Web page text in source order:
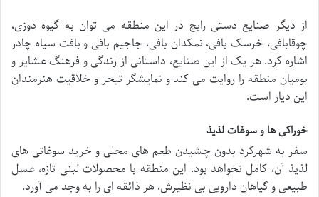
از دیگر صنایع دستی رایج در این منطقه می توان به گیوه دوزی،
چوقابافی، خرسک بافی، نمکدان بافی، جاجیم بافی و بافت سیاه چادر
اشاره کرد. هر یک از این صنایع، داستانی از زندگی و فرهنگ عشایر و
بومیان منطقه را روایت می کند و نمایشگر تبحر و خلاقیت هنرمندان
این دیار است.
خوراکی ها و سوغات لذیذ
سفر به شهرکرد بدون چشیدن طعم های محلی و خرید سوغاتی های
لذیذ آن، کامل نخواهد بود. این منطقه با محصولات لبنی تازه، عسل
طبیعی و گیاهان دارویی بی نظیرش، هر ذائقه ای را به وجد می آورد.